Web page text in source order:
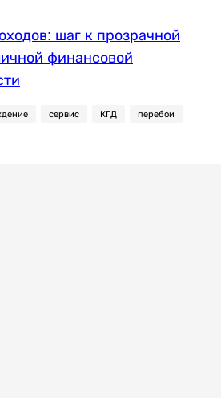
шаг к прозрачной
финансовой
сервис КГД перебои